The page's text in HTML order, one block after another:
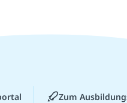
Zum